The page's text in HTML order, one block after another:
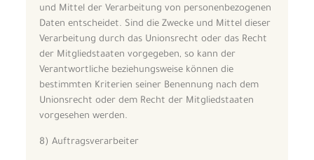
und Mittel der Verarbeitung von personenbezogenen
Daten entscheidet. Sind die Zwecke und Mittel dieser
Verarbeitung durch das Unionsrecht oder das Recht
der Mitgliedstaaten vorgegeben, so kann der
Verantwortliche beziehungsweise können die
bestimmten Kriterien seiner Benennung nach dem
Unionsrecht oder dem Recht der Mitgliedstaaten
vorgesehen werden.
8) Auftragsverarbeiter